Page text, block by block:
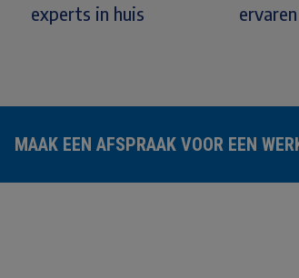
experts in huis
MAAK EEN AFSPRAAK VOOR EEN